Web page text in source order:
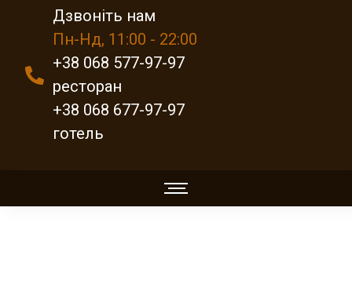
Дзвоніть нам
Пн-Нд, 11:00 - 22:00
+38 068 577-97-97
ресторан
+38 068 677-97-97
готель